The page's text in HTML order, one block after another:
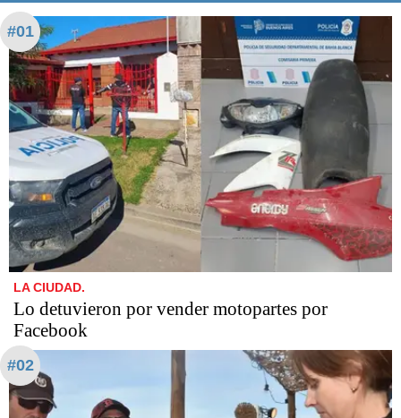
#01
LA CIUDAD.
Lo detuvieron por vender motopartes por
Facebook
#02